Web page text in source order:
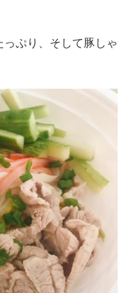
ぷり、そして豚しゃ